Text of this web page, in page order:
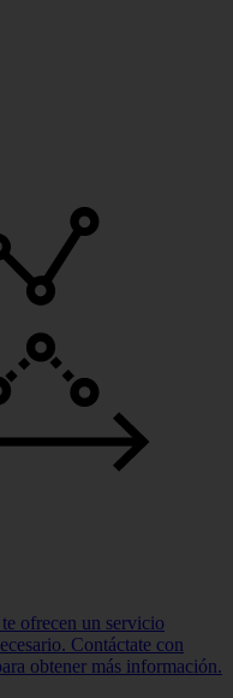
ofrecen un servicio
Contáctate con
obtener más información.